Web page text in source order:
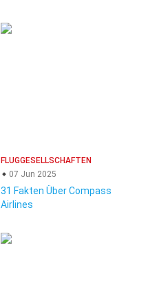
FLUGGESELLSCHAFTEN
07 Jun 2025
31 Fakten Über Compass
Airlines